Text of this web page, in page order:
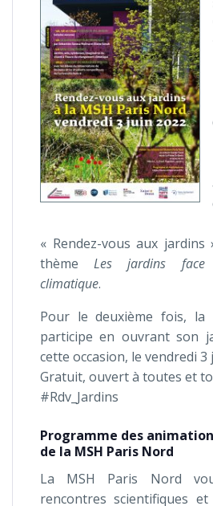
« Rendez-vous aux
thèmeLes jardins face
climatique.
Pour le deuxième fois, la
participe en ouvrant son
cette occasion, le vendredi 3
Gratuit, ouvert à toutes et
#Rdv_Jardins
Programme des
de la MSH Paris Nord
La MSH Paris Nord
rencontres scientifiques